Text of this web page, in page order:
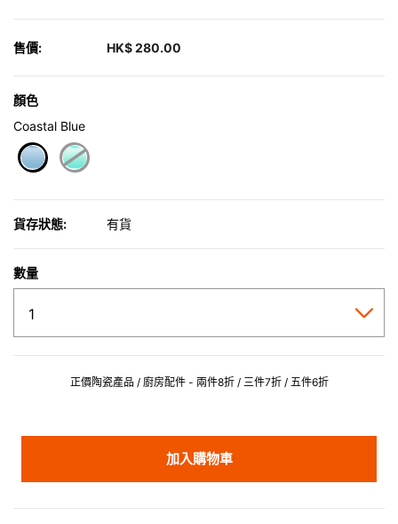
售價: HK$ 280.00
顏色
Coastal Blue
貨存狀態: 有貨
數量
正價陶瓷產品 / 廚房配件 - 兩件8折 / 三件7折 / 五件6折
加入購物車